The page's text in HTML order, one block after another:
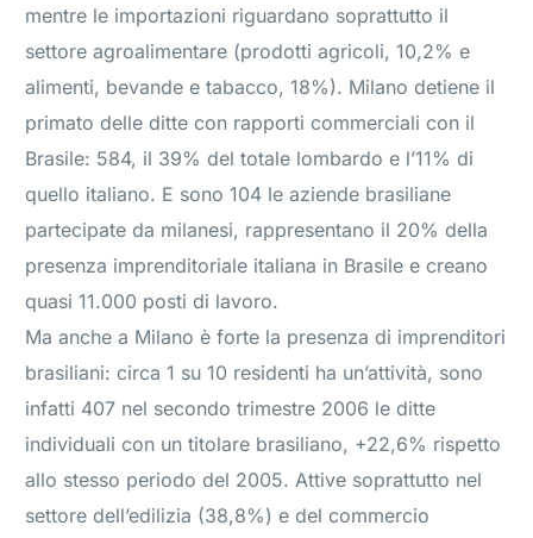
mentre le importazioni riguardano soprattutto il
settore agroalimentare (prodotti agricoli, 10,2% e
alimenti, bevande e tabacco, 18%). Milano detiene il
primato delle ditte con rapporti commerciali con il
Brasile: 584, il 39% del totale lombardo e l’11% di
quello italiano. E sono 104 le aziende brasiliane
partecipate da milanesi, rappresentano il 20% della
presenza imprenditoriale italiana in Brasile e creano
quasi 11.000 posti di lavoro.
Ma anche a Milano è forte la presenza di imprenditori
brasiliani: circa 1 su 10 residenti ha un’attività, sono
infatti 407 nel secondo trimestre 2006 le ditte
individuali con un titolare brasiliano, +22,6% rispetto
allo stesso periodo del 2005. Attive soprattutto nel
settore dell’edilizia (38,8%) e del commercio